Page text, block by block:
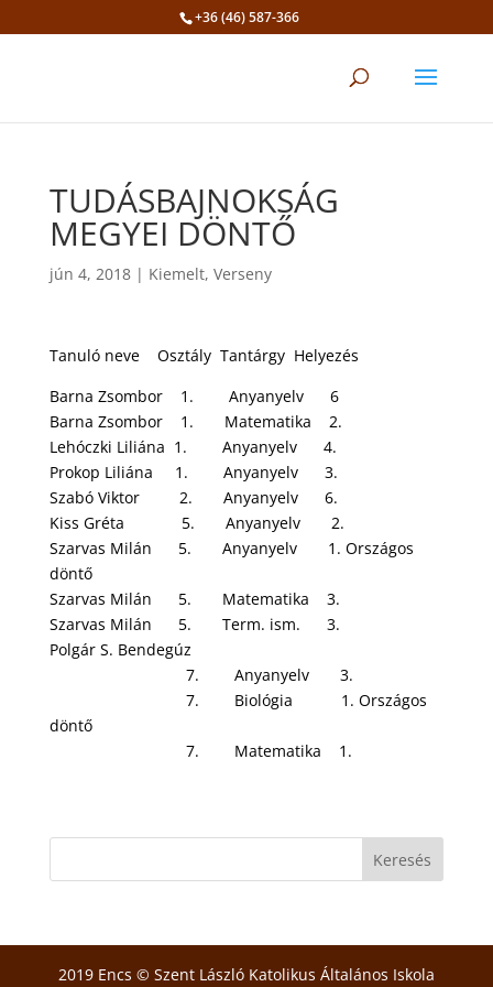
+36 (46) 587-366
TUDÁSBAJNOKSÁG
MEGYEI DÖNTŐ
jún 4, 2018| Kiemelt, Verseny
Tanuló neve Osztály Tantárgy Helyezés
Barna Zsombor 1. Anyanyelv 6
Barna Zsombor 1. Matematika 2.
Lehóczki Liliána 1. Anyanyelv 4.
Prokop Liliána 1. Anyanyelv 3.
Szabó Viktor 2. Anyanyelv 6.
Kiss Gréta 5. Anyanyelv 2.
Szarvas Milán 5. Anyanyelv 1. Országos
döntő
Szarvas Milán 5. Matematika 3.
Szarvas Milán 5. Term. ism. 3.
Polgár S. Bendegúz
7. Anyanyelv 3.
7. Biológia 1. Országos
döntő
7. Matematika 1.
2019 Encs © Szent László Katolikus Általános Iskola